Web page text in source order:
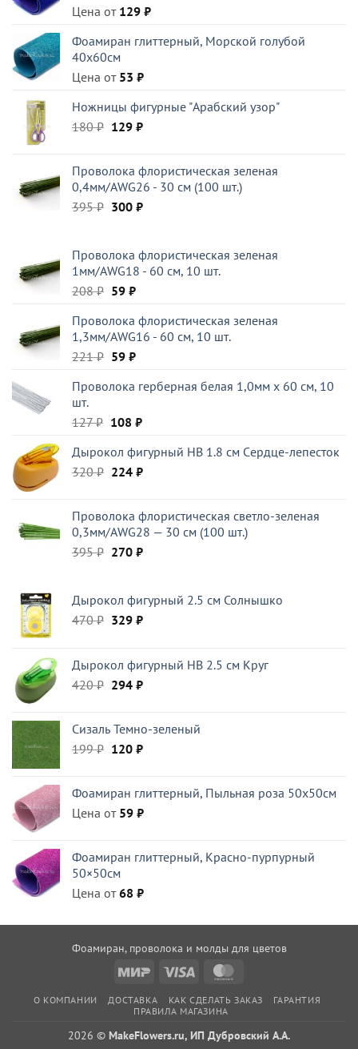
Цена от 129 ₽
Фоамиран глиттерный, Морской голубой
40x60см
Цена от 53 ₽
Ножницы фигурные "Арабский узор"
180₽ Первоначальная
180 ₽.
129 ₽Текущая
Проволока флористическая зеленая
0,4мм/AWG26 - 30 см (100 шт.)
395₽ Первоначальная
395 ₽.
300 ₽Текущая
Проволока флористическая зеленая
1мм/AWG18 - 60 см, 10 шт.
208₽ Первоначальная
составляла
208 ₽.
59 ₽Текущая
59 ₽.
Проволока флористическая зеленая
1,3мм/AWG16 - 60 см, 10 шт.
221₽ Первоначальная
составляла
59 ₽Текущая
59 ₽.
Проволока герберная белая 1,0мм x 60 см, 10
шт.
127₽ Первоначальная
составляла
127 ₽.
108 ₽Текущая
108 ₽.
Дырокол фигурный HB 1.8 см Cердце-лепесток
320₽ Первоначальная
320 ₽.
224 ₽Текущая
Проволока флористическая светло-зеленая
0,3мм/AWG28 — 30 см (100 шт.)
395₽ Первоначальная
395 ₽.
270 ₽Текущая
Дырокол фигурный 2.5 см Солнышко
470₽ Первоначальная
470 ₽.
329 ₽Текущая
Дырокол фигурный HB 2.5 см Круг
420₽ Первоначальная
420 ₽.
294 ₽Текущая
Сизаль Темно-зеленый
199₽ Первоначальная
199 ₽.
120 ₽Текущая
Фоамиран глиттерный, Пыльная роза 50x50см
Цена от 59 ₽
Фоамиран глиттерный, Красно-пурпурный
50×50см
Цена от68 ₽
Фоамиран, проволока и молды для цветов
Mir
Visa
О КОМПАНИИ ДОСТАВКА КАК СДЕЛАТЬ ЗАКАЗ
ГАРАНТИЯ
ПРАВИЛА МАГАЗИНА
2026 © MakeFlowers.ru, ИП Дубровский А.А.